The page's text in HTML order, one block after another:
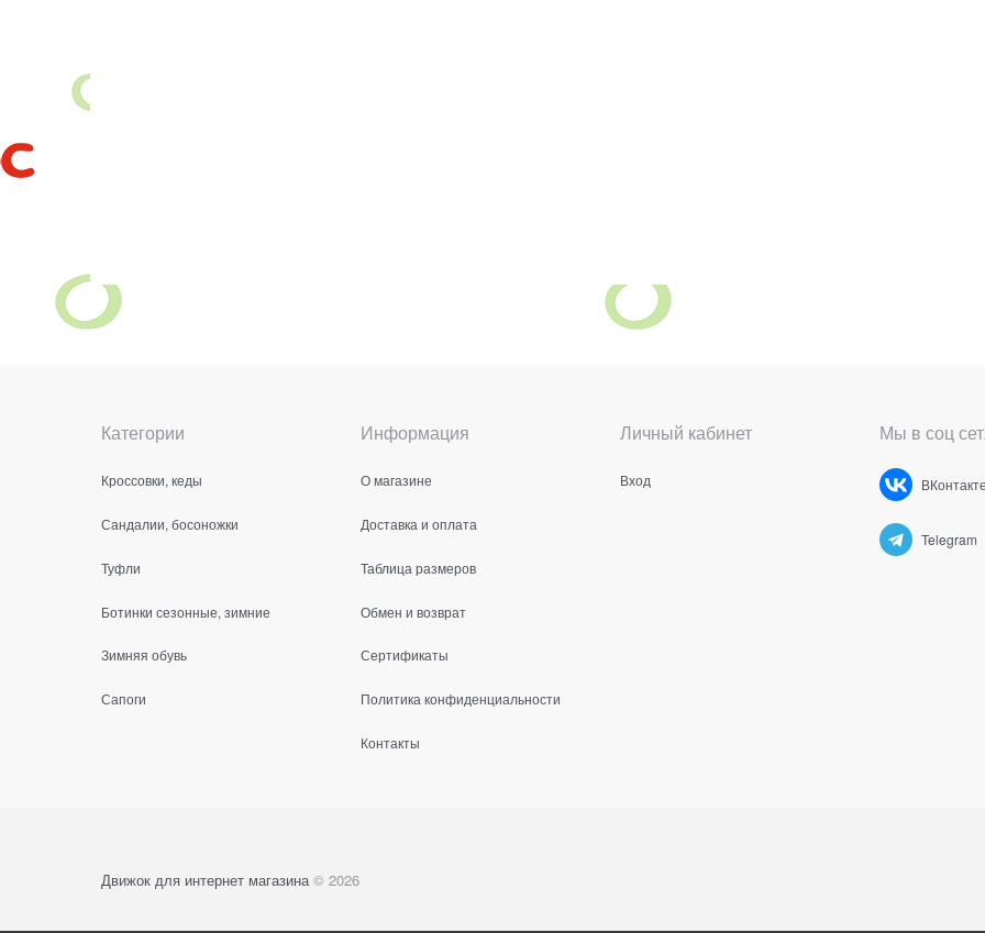
Категории
Кроссовки, кеды
Сандалии, босоножки
Туфли
Ботинки сезонные, зимние
Зимняя обувь
Сапоги
Информация
О магазине
Доставка и оплата
Таблица размеров
Обмен и возврат
Сертификаты
Политика конфиденциальности
Контакты
Личный кабинет
Вход
Мы в соц
Telegram
Движок для интернет магазина © 2026